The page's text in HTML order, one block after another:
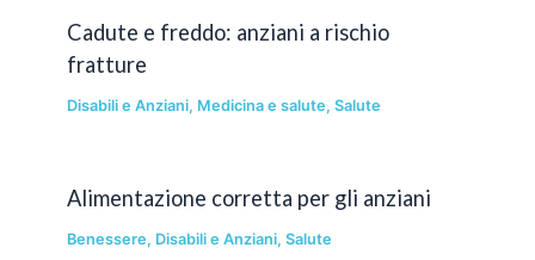
Cadute e freddo: anziani a rischio
fratture
Disabili e Anziani, Medicina e salute,Salute
Alimentazione corretta per gli anziani
Benessere, Disabili e Anziani,Salute